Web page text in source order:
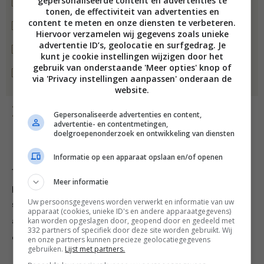
Bbq met deksel voor indirect
Grillen
3 kersenhoutchunks (blokken rookhout van circa 5 x 5 cm)
Kernthermometer
Bereiding
1. Meng voor de pekel alle ingrediënten in een grote
pan, verhit het geheel op het vuur tot alle zout en
suiker is opgelost en laat de pekel dan volledig
afkoelen. Dompel de konijnenfilets erin onder en laat
een nacht in de koelkast staan.
tonen, de effectiviteit van advertenties en
content te meten en onze diensten te verbeteren.
Hiervoor verzamelen wij gegevens zoals unieke
advertentie ID’s, geolocatie en surfgedrag. Je
kunt je cookie instellingen wijzigen door het
gebruik van onderstaande 'Meer opties' knop of
via 'Privacy instellingen aanpassen' onderaan de
website.
Gepersonaliseerde advertenties en content,
advertentie- en contentmetingen,
doelgroepenonderzoek en ontwikkeling van diensten
Informatie op een apparaat opslaan en/of openen
Meer informatie
Uw persoonsgegevens worden verwerkt en informatie van uw
apparaat (cookies, unieke ID's en andere apparaatgegevens)
kan worden opgeslagen door, geopend door en gedeeld met
332 partners of specifiek door deze site worden gebruikt. Wij
en onze partners kunnen precieze geolocatiegegevens
gebruiken. Lijst met partners.